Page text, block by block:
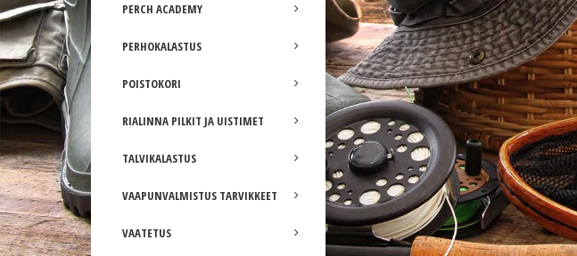
PERCH ACADEMY
PERHOKALASTUS
POISTOKORI
RIALINNA PILKIT JA UISTIMET
TALVIKALASTUS
VAAPUNVALMISTUS TARVIKKEET
VAATETUS